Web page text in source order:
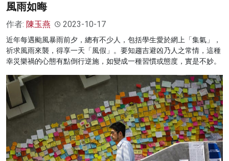
風雨如晦
作者: 陳玉燕 2023-10-17
近年每遇颱風暴雨前夕，總有不少人，包括學生愛於網上「集氣」，
祈求風雨來襲，得享一天「風假」。要知趨吉避凶乃人之常情，這種
幸災樂禍的心態有點倒行逆施，如變成一種習慣或態度，實是不妙。